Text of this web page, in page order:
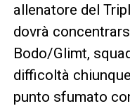
allenatore del
dovrà
Bodo/Glimt,
difficoltà
punto sfumato